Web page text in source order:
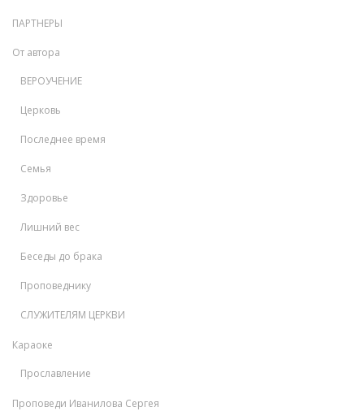
ПАРТНЕРЫ
От автора
ВЕРОУЧЕНИЕ
Церковь
Последнее время
Семья
Здоровье
Лишний вес
Беседы до брака
Проповеднику
СЛУЖИТЕЛЯМ ЦЕРКВИ
Караоке
Прославление
Проповеди Иванилова Сергея